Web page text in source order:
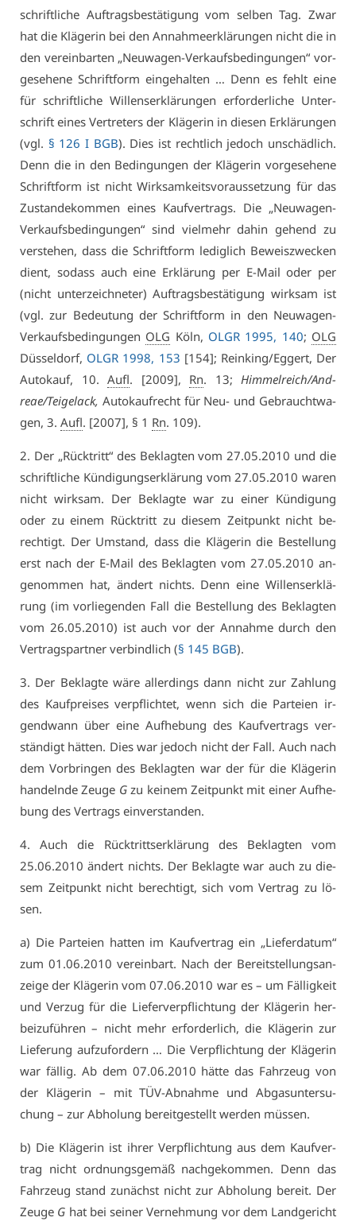
schrift­li­che Auf­trags­be­stä­ti­gung vom sel­ben Tag. Zwar
hat die Klä­ge­rin bei den An­nah­me­er­klä­run­gen nicht die in
den ver­ein­bar­ten „Neu­wa­gen-Ver­kaufs­be­din­gun­gen“ vor­
ge­se­he­ne Schrift­form ein­ge­hal­ten … Denn es fehlt ei­ne
für schrift­li­che Wil­lens­er­klä­run­gen er­for­der­li­che Un­ter­
schrift ei­nes Ver­tre­ters der Klä­ge­rin in die­sen Er­klä­run­gen
(vgl. § 126 I BGB). Dies ist recht­lich je­doch un­schäd­lich.
Denn die in den Be­din­gun­gen der Klä­ge­rin vor­ge­se­he­ne
Schrift­form ist nicht Wirk­sam­keits­vor­aus­set­zung für das
Zu­stan­de­kom­men ei­nes Kauf­ver­trags. Die „Neu­wa­gen-
Ver­kaufs­be­din­gun­gen“ sind viel­mehr da­hin ge­hend zu
ver­ste­hen, dass die Schrift­form le­dig­lich Be­weis­zwe­cken
dient, so­dass auch ei­ne Er­klä­rung per E-Mail oder per
(nicht un­ter­zeich­ne­ter) Auf­trags­be­stä­ti­gung wirk­sam ist
(vgl. zur Be­deu­tung der Schrift­form in den Neu­wa­gen-
Ver­kaufs­be­din­gun­gen OLG Köln, OLGR 1995, 140; OLG
Düs­sel­dorf, OLGR 1998, 153 [154]; Rein­king/Eg­gert, Der
Au­to­kauf, 10. Aufl. [2009], Rn. 13; Him­mel­reich/An­d­
reae/Tei­ge­lack, Au­tokauf­recht für Neu- und Ge­braucht­wa­
gen, 3. Aufl. [2007], § 1 Rn. 109).
2. Der „Rück­tritt“ des Be­klag­ten vom 27.05.2010 und die
schrift­li­che Kün­di­gungs­er­klä­rung vom 27.05.2010 wa­ren
nicht wirk­sam. Der Be­klag­te war zu ei­ner Kün­di­gung
oder zu ei­nem Rück­tritt zu die­sem Zeit­punkt nicht be­
rech­tigt. Der Um­stand, dass die Klä­ge­rin die Be­stel­lung
erst nach der E-Mail des Be­klag­ten vom 27.05.2010 an­
ge­nom­men hat, än­dert nichts. Denn ei­ne Wil­lens­er­klä­
rung (im vor­lie­gen­den Fall die Be­stel­lung des Be­klag­ten
vom 26.05.2010) ist auch vor der An­nah­me durch den
Ver­trags­part­ner ver­bind­lich (§ 145 BGB).
3. Der Be­klag­te wä­re al­ler­dings dann nicht zur Zah­lung
des Kauf­prei­ses ver­pflich­tet, wenn sich die Par­tei­en ir­
gend­wann über ei­ne Auf­he­bung des Kauf­ver­trags ver­
stän­digt hät­ten. Dies war je­doch nicht der Fall. Auch nach
dem Vor­brin­gen des Be­klag­ten war der für die Klä­ge­rin
han­deln­de Zeu­ge Gzu kei­nem Zeit­punkt mit ei­ner Auf­he­
bung des Ver­trags ein­ver­stan­den.
4. Auch die Rück­tritts­er­klä­rung des Be­klag­ten vom
25.06.2010 än­dert nichts. Der Be­klag­te war auch zu die­
sem Zeit­punkt nicht be­rech­tigt, sich vom Ver­trag zu lö­
sen.
a) Die Par­tei­en hat­ten im Kauf­ver­trag ein „Lie­fer­da­tum“
zum 01.06.2010 ver­ein­bart. Nach der Be­reit­stel­lungs­an­
zei­ge der Klä­ge­rin vom 07.06.2010 war es – um Fäl­lig­keit
und Ver­zug für die Lie­fer­ver­pflich­tung der Klä­ge­rin her­
bei­zu­füh­ren – nicht mehr er­for­der­lich, die Klä­ge­rin zur
Lie­fe­rung auf­zu­for­dern … Die Ver­pflich­tung der Klä­ge­rin
war fäl­lig. Ab dem 07.06.2010 hät­te das Fahr­zeug von
der Klä­ge­rin – mit TÜV-Ab­nah­me und Ab­gas­un­ter­su­
chung – zur Ab­ho­lung be­reit­ge­stellt wer­den müs­sen.
b) Die Klä­ge­rin ist ih­rer Ver­pflich­tung aus dem Kauf­ver­
trag nicht ord­nungs­ge­mäß nach­ge­kom­men. Denn das
Fahr­zeug stand zu­nächst nicht zur Ab­ho­lung be­reit. Der
Zeu­ge G hat bei sei­ner Ver­neh­mung vor dem Land­ge­richt